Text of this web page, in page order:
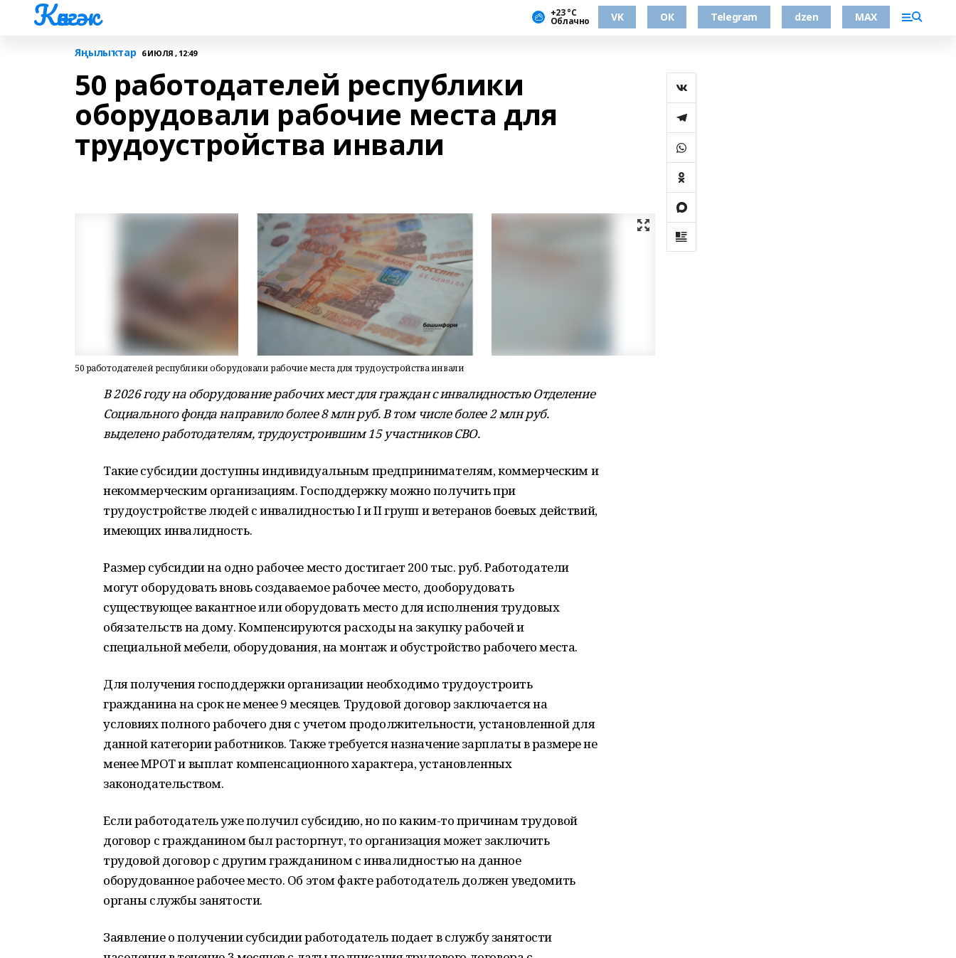
Көнгәк +23 °С
Облачно VK ОК Telegram dzen MAX
Яңылыҡтар 6 ИЮЛЯ , 12:49
50 работодателей республики
оборудовали рабочие места для
трудоустройства инвали
50 работодателей республики оборудовали рабочие места для трудоустройства инвали
В 2026 году на оборудование рабочих мест для граждан с инвалидностью Отделение
Социального фонда направило более 8 млн руб. В том числе более 2 млн руб.
выделено работодателям, трудоустроившим 15 участников СВО.
Такие субсидии доступны индивидуальным предпринимателям, коммерческим и
некоммерческим организациям. Господдержку можно получить при
трудоустройстве людей с инвалидностью I и II групп и ветеранов боевых действий,
имеющих инвалидность.
Размер субсидии на одно рабочее место достигает 200 тыс. руб. Работодатели
могут оборудовать вновь создаваемое рабочее место, дооборудовать
существующее вакантное или оборудовать место для исполнения трудовых
обязательств на дому. Компенсируются расходы на закупку рабочей и
специальной мебели, оборудования, на монтаж и обустройство рабочего места.
Для получения господдержки организации необходимо трудоустроить
гражданина на срок не менее 9 месяцев. Трудовой договор заключается на
условиях полного рабочего дня с учетом продолжительности, установленной для
данной категории работников. Также требуется назначение зарплаты в размере не
менее МРОТ и выплат компенсационного характера, установленных
законодательством.
Если работодатель уже получил субсидию, но по каким-то причинам трудовой
договор с гражданином был расторгнут, то организация может заключить
трудовой договор с другим гражданином с инвалидностью на данное
оборудованное рабочее место. Об этом факте работодатель должен уведомить
органы службы занятости.
Заявление о получении субсидии работодатель подает в службу занятости